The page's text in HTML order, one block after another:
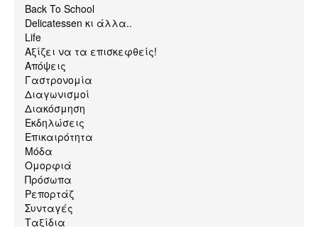
Back To School
Delicatessen κι άλλα..
Life
Αξίζει να τα επισκεφθείς!
Απόψεις
Γαστρονομία
Διαγωνισμοί
Διακόσμηση
Εκδηλώσεις
Επικαιρότητα
Μόδα
Ομορφιά
Πρόσωπα
Ρεπορτάζ
Συνταγές
Ταξίδια